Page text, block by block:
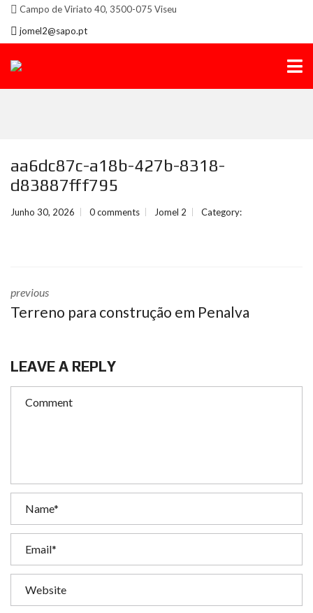
Campo de Viriato 40, 3500-075 Viseu
jomel2@sapo.pt
aa6dc87c-a18b-427b-8318-
d83887fff795
Junho 30, 2026 0 comments Jomel 2 Category:
previous
Terreno para construção em Penalva
LEAVE A REPLY